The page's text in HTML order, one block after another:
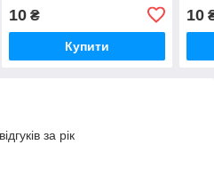
16019600
10₴
Купити
10
за рік